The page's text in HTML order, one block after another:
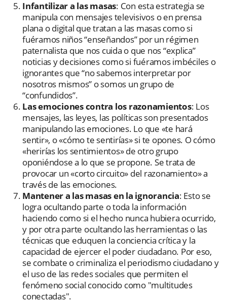
Infantilizar a las masas: Con esta estrategia se
manipula con mensajes televisivos o en prensa
plana o digital que tratan a las masas como si
fuéramos niños “enseñandos” por un régimen
paternalista que nos cuida o que nos “explica”
noticias y decisiones como si fuéramos imbéciles o
ignorantes que “no sabemos interpretar por
nosotros mismos” o somos un grupo de
“confundidos”.
Las emociones contra los razonamientos: Los
mensajes, las leyes, las políticas son presentados
manipulando las emociones. Lo que «te hará
sentir», o «cómo te sentirías» si te opones. O cómo
«herirías los sentimientos» de otro grupo
oponiéndose a lo que se propone. Se trata de
provocar un «corto circuito» del razonamiento» a
través de las emociones.
Mantener a las masas en la ignorancia: Esto se
logra ocultando parte o toda la información
haciendo como si el hecho nunca hubiera ocurrido,
y por otra parte ocultando las herramientas o las
técnicas que eduquen la conciencia crítica y la
capacidad de ejercer el poder ciudadano. Por eso,
se combate o criminaliza el periodismo ciudadano y
el uso de las redes sociales que permiten el
fenómeno social conocido como "multitudes
conectadas".